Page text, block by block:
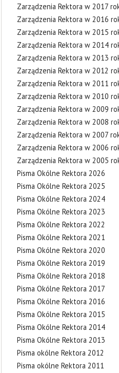
Zarządzenia Rektora w 2017
Zarządzenia Rektora w 2016
Zarządzenia Rektora w 2015
Zarządzenia Rektora w 2014
Zarządzenia Rektora w 2013
Zarządzenia Rektora w 2012
Zarządzenia Rektora w 2011
Zarządzenia Rektora w 2010
Zarządzenia Rektora w 2009
Zarządzenia Rektora w 2008
Zarządzenia Rektora w 2007
Zarządzenia Rektora w 2006
Zarządzenia Rektora w 2005
Pisma Okólne Rektora 2026
Pisma Okólne Rektora 2025
Pisma Okólne Rektora 2024
Pisma Okólne Rektora 2023
Pisma Okólne Rektora 2022
Pisma Okólne Rektora 2021
Pisma Okólne Rektora 2020
Pisma Okólne Rektora 2019
Pisma Okólne Rektora 2018
Pisma Okólne Rektora 2017
Pisma Okólne Rektora 2016
Pisma Okólne Rektora 2015
Pisma Okólne Rektora 2014
Pisma Okólne Rektora 2013
Pisma okólne Rektora 2012
Pisma okólne Rektora 2011